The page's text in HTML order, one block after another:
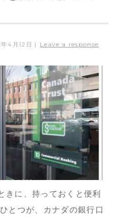
4月12日 | Leave a response
きに、持っておくと便利
とつが、カナダの銀行口